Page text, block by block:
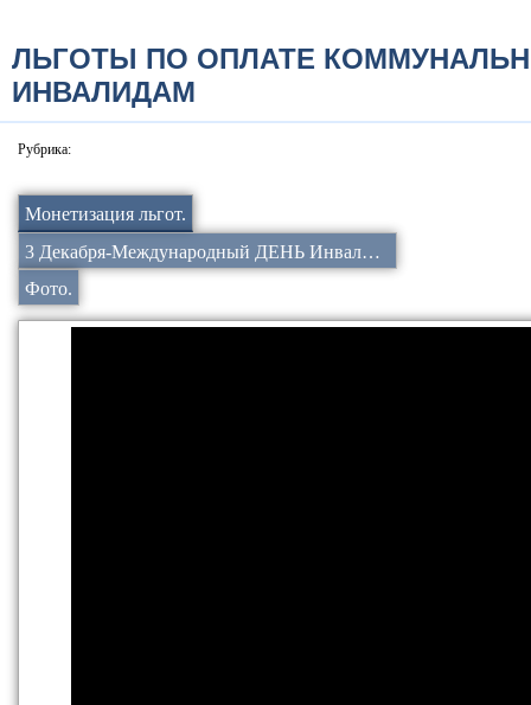
ЛЬГОТЫ ПО ОПЛАТЕ
ИНВАЛИДАМ
Рубрика:
Монетизация льгот.
3 Декабря-Международный ДЕНЬ Инвалидов.
Фото.